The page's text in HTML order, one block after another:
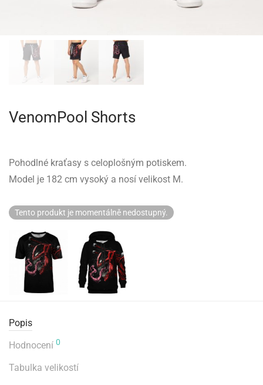
VenomPool Shorts
Pohodlné kraťasy s celoplošným potiskem.
Model je 182 cm vysoký a nosí velikost M.
Tento produkt je momentálně nedostupný.
Popis
Hodnocení 0
Tabulka velikostí